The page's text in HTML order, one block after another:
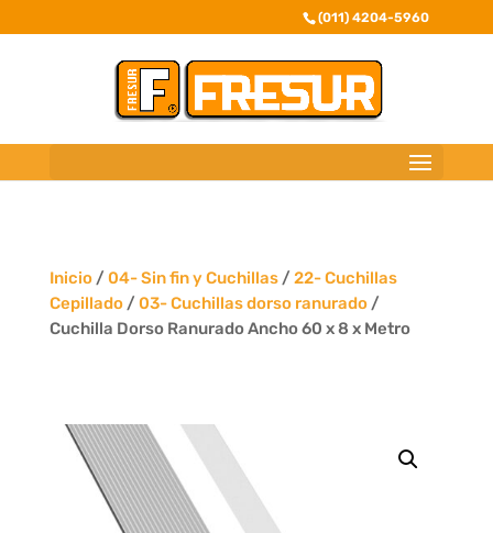
(011) 4204-5960
Inicio/ 04- Sin fin y Cuchillas/ 22- Cuchillas
Cepillado/ 03- Cuchillas dorso ranurado/
Cuchilla Dorso Ranurado Ancho 60 x 8 x Metro